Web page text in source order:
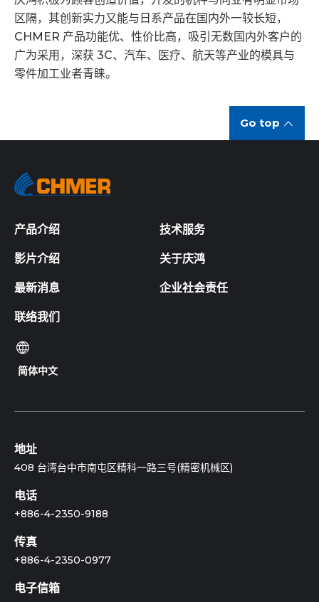
区隔，其创新实力又能与日系产品在国内外一较长短，
CHMER 产品功能优、性价比高，吸引无数国内外客户的
广为采用，深获 3C、汽车、医疗、航天等产业的模具与
零件加工业者青睐。
Go top
产品介绍 技术服务
影片介绍 关于庆鸿
最新消息 企业社会责任
联络我们
简体中文
地址
408 台湾台中市南屯区精科一路三号(精密机械区)
电话
+886-4-2350-9188
传真
+886-4-2350-0977
电子信箱